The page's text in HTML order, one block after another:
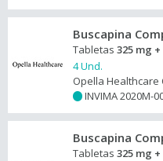
Buscapina
Tabletas 325 mg
4 Und.
Opella Healthcare
INVIMA 2020M-
Buscapina
Tabletas 325 mg